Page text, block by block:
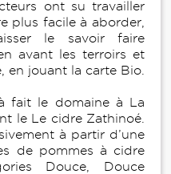
ont su travailler
plus facile à aborder,
le savoir faire
avant les terroirs et
en jouant la carte Bio.
fait le domaine à La
le Le cidre Zathinoé.
à partir d’une
de pommes à cidre
Douce, Douce